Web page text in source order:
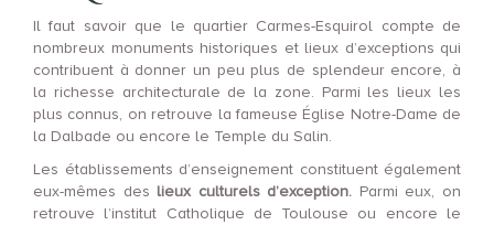
Il faut savoir que le quartier Carmes-Esquirol compte de
nombreux monuments historiques et lieux d’exceptions qui
contribuent à donner un peu plus de splendeur encore, à
la richesse architecturale de la zone. Parmi les lieux les
plus connus, on retrouve la fameuse Église Notre-Dame de
la Dalbade ou encore le Temple du Salin.
Les établissements d’enseignement constituent également
eux-mêmes des lieux culturels d’exception. Parmi eux, on
retrouve l’institut Catholique de Toulouse ou encore le